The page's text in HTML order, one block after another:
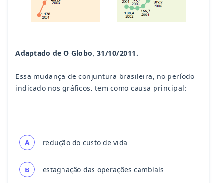
Adaptado de O Globo, 31/10/2011.
Essa mudança de conjuntura brasileira, no período
indicado nos gráficos, tem como causa principal:
A redução do custo de vida
B estagnação das operações cambiais